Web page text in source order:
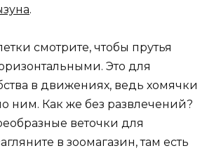
.
смотрите, чтобы прутья
Это для
в движениях, ведь хомячки
ним. Как же без развлечений?
веточки для
в зоомагазин, там есть